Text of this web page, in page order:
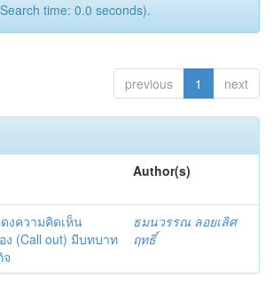
time: 0.0 seconds).
previous 1 next
Author(s)
งความคิดเห็น
ง (Call out) มีบทบาท
ธมนวรรณ ลอยเลิศ
ฤทธิ์